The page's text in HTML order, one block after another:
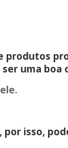
uma boa
isso,